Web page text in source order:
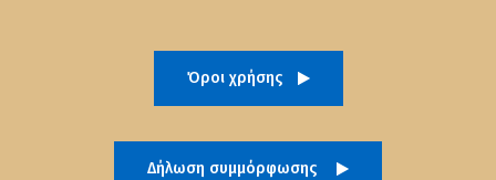
Όροι χρήσης
Δήλωση συμμόρφωσης